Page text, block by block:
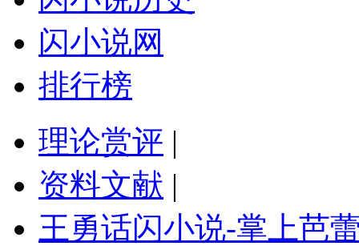
闪小说网
排行榜
理论赏评 |
资料文献 |
王勇话闪小说-掌上芭